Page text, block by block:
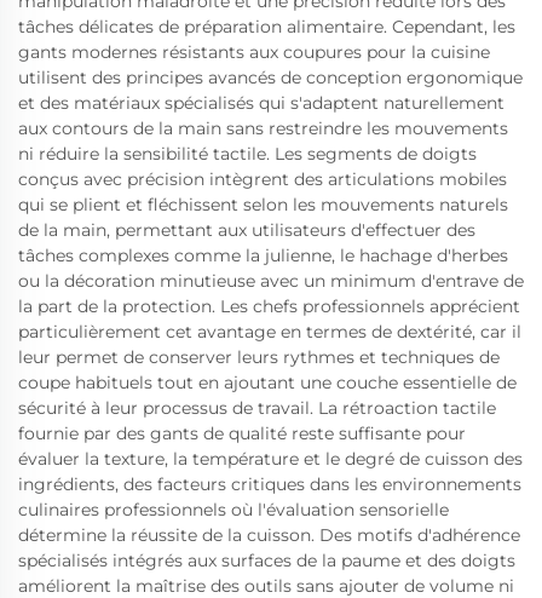
tâches délicates de préparation alimentaire. Cependant, les
gants modernes résistants aux coupures pour la cuisine
utilisent des principes avancés de conception ergonomique
et des matériaux spécialisés qui s'adaptent naturellement
aux contours de la main sans restreindre les mouvements
ni réduire la sensibilité tactile. Les segments de doigts
conçus avec précision intègrent des articulations mobiles
qui se plient et fléchissent selon les mouvements naturels
de la main, permettant aux utilisateurs d'effectuer des
tâches complexes comme la julienne, le hachage d'herbes
ou la décoration minutieuse avec un minimum d'entrave de
la part de la protection. Les chefs professionnels apprécient
particulièrement cet avantage en termes de dextérité, car il
leur permet de conserver leurs rythmes et techniques de
coupe habituels tout en ajoutant une couche essentielle de
sécurité à leur processus de travail. La rétroaction tactile
fournie par des gants de qualité reste suffisante pour
évaluer la texture, la température et le degré de cuisson des
ingrédients, des facteurs critiques dans les environnements
culinaires professionnels où l'évaluation sensorielle
détermine la réussite de la cuisson. Des motifs d'adhérence
spécialisés intégrés aux surfaces de la paume et des doigts
améliorent la maîtrise des outils sans ajouter de volume ni